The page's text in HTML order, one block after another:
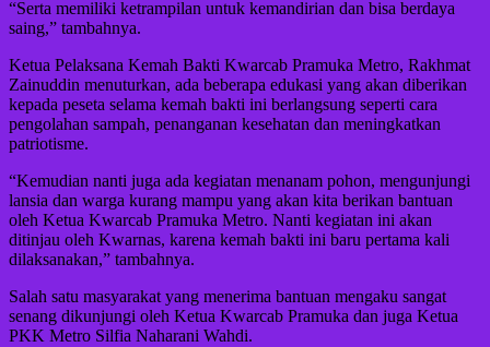
“Serta memiliki ketrampilan untuk kemandirian dan bisa berdaya
saing,” tambahnya.
Ketua Pelaksana Kemah Bakti Kwarcab Pramuka Metro, Rakhmat
Zainuddin menuturkan, ada beberapa edukasi yang akan diberikan
kepada peseta selama kemah bakti ini berlangsung seperti cara
pengolahan sampah, penanganan kesehatan dan meningkatkan
patriotisme.
“Kemudian nanti juga ada kegiatan menanam pohon, mengunjungi
lansia dan warga kurang mampu yang akan kita berikan bantuan
oleh Ketua Kwarcab Pramuka Metro. Nanti kegiatan ini akan
ditinjau oleh Kwarnas, karena kemah bakti ini baru pertama kali
dilaksanakan,” tambahnya.
Salah satu masyarakat yang menerima bantuan mengaku sangat
senang dikunjungi oleh Ketua Kwarcab Pramuka dan juga Ketua
PKK Metro Silfia Naharani Wahdi.